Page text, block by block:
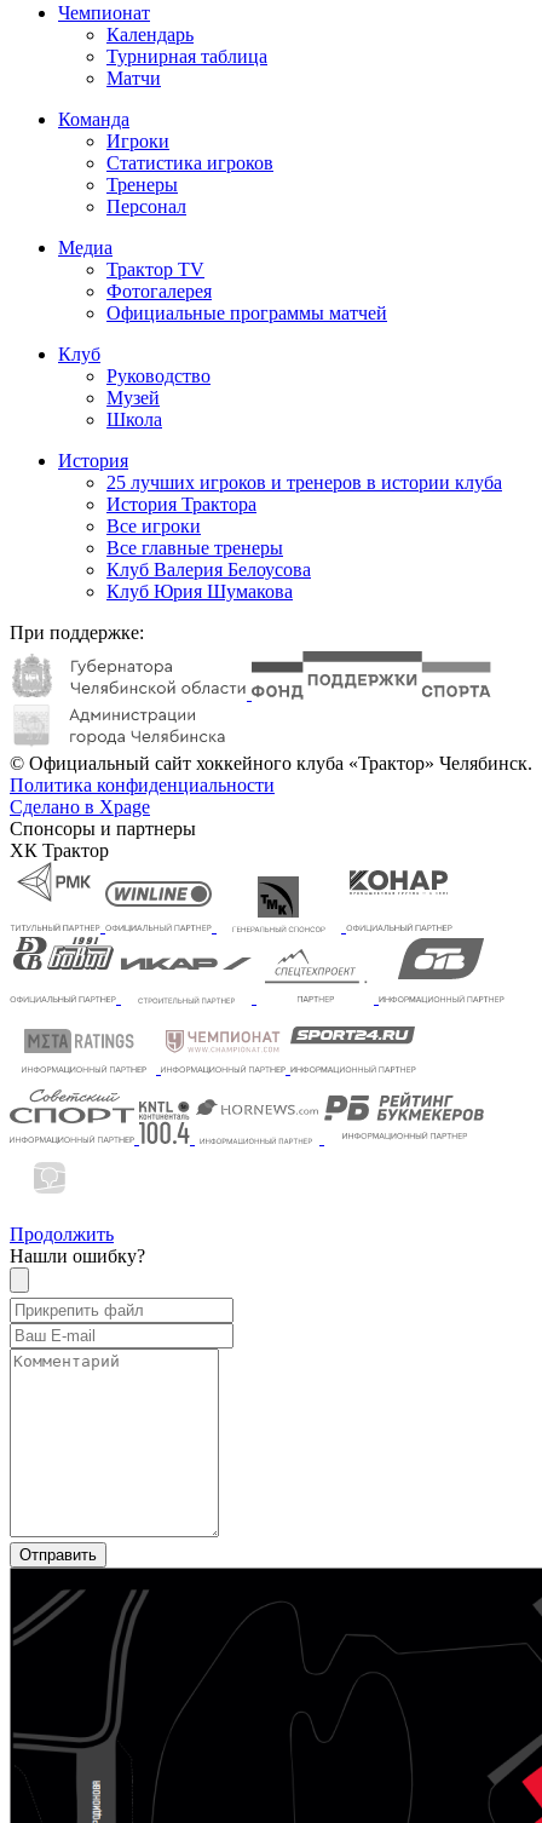
Чемпионат
Календарь
Турнирная таблица
Матчи
Команда
Игроки
Статистика игроков
Тренеры
Персонал
Медиа
Трактор TV
Фотогалерея
Официальные программы матчей
Клуб
Руководство
Музей
Школа
История
25 лучших игроков и тренеров в истории клуба
История Трактора
Все игроки
Все главные тренеры
Клуб Валерия Белоусова
Клуб Юрия Шумакова
При поддержке:
© Официальный сайт хоккейного клуба «Трактор» Челябинск.
Политика конфиденциальности
Сделано в Xpage
Спонсоры и партнеры
ХК Трактор
Продолжить
Нашли ошибку?